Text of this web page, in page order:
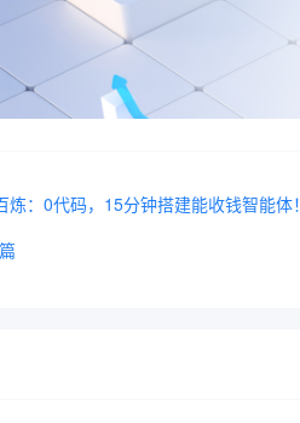
炼：0代码，15分钟搭建能收钱智能体！